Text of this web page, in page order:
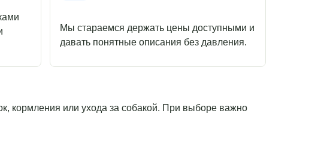
Мы стараемся держать цены доступными и
давать понятные описания без давления.
кормления или ухода за собакой. При выборе важно